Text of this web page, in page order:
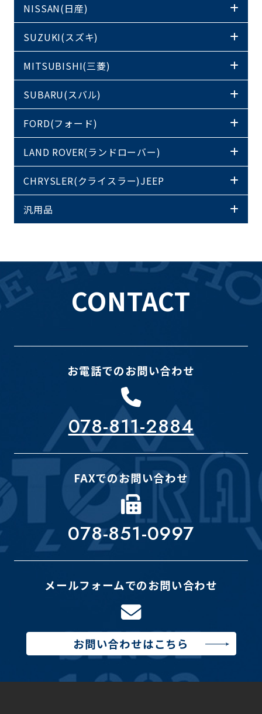
NISSAN(日産)
SUZUKI(スズキ)
MITSUBISHI(三菱)
SUBARU(スバル)
FORD(フォード)
LAND ROVER(ランドローバー)
CHRYSLER(クライスラー)JEEP
汎用品
CONTACT
お電話でのお問い合わせ
078-811-2884
FAXでのお問い合わせ
078-851-0997
メールフォームでのお問い合わせ
お問い合わせはこちら